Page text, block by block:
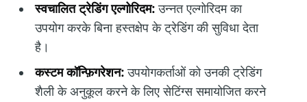
स्वचालित ट्रेडिंग एल्गोरिदम:उन्नत एल्गोरिदम का
उपयोग करके बिना हस्तक्षेप के ट्रेडिंग की सुविधा देता
है।
कस्टम कॉन्फ़िगरेशन:उपयोगकर्ताओं को उनकी ट्रेडिंग
शैली के अनुकूल करने के लिए सेटिंग्स समायोजित करने